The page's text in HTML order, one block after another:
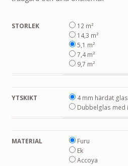
STORLEK
12 m²
14,3 m²
5,1 m²
7,4 m²
9,7 m²
YTSKIKT
4 mm härdat glas
Dubbelglas med
MATERIAL
Furu
Ek
Accoya